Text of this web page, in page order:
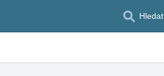
Hledat